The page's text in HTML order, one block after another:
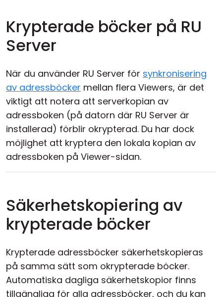
Krypterade böcker på RU
Server
När du använder RU Server för synkronisering
av adressböcker mellan flera Viewers, är det
viktigt att notera att serverkopian av
adressboken (på datorn där RU Server är
installerad) förblir okrypterad. Du har dock
möjlighet att kryptera den lokala kopian av
adressboken på Viewer-sidan.
Säkerhetskopiering av
krypterade böcker
Krypterade adressböcker säkerhetskopieras
på samma sätt som okrypterade böcker.
Automatiska dagliga säkerhetskopior finns
tillgängliga för alla adressböcker, och du kan